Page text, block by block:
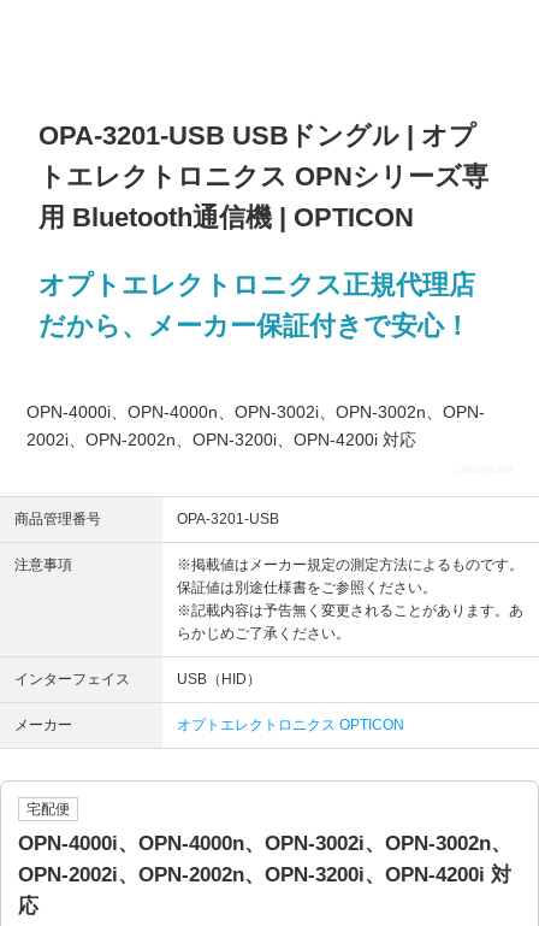
OPA-3201-USB USBドングル | オプ
トエレクトロニクス OPNシリーズ専
用 Bluetooth通信機 | OPTICON
オプトエレクトロニクス正規代理店
だから、メーカー保証付きで安心！
OPN-4000i、OPN-4000n、OPN-3002i、OPN-3002n、OPN-
2002i、OPN-2002n、OPN-3200i、OPN-4200i 対応
商品管理番号 OPA-3201-USB
注意事項
※掲載値はメーカー規定の測定方法によるものです。
保証値は別途仕様書をご参照ください。
※記載内容は予告無く変更されることがあります。あ
らかじめご了承ください。
インターフェイス USB（HID）
メーカー オプトエレクトロニクス OPTICON
宅配便
OPN-4000i、OPN-4000n、OPN-3002i、OPN-3002n、
OPN-2002i、OPN-2002n、OPN-3200i、OPN-4200i 対
応